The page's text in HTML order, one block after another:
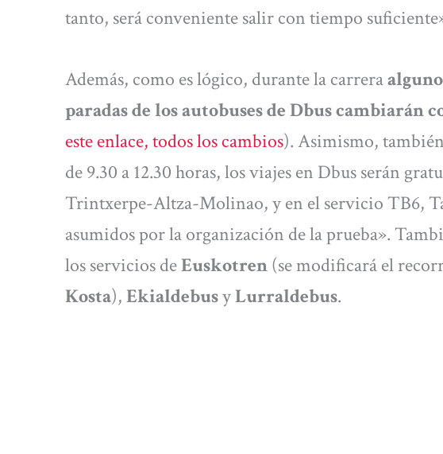
tanto, será conveniente salir con tiempo
Además, como es lógico, durante la carrera
paradas de los autobuses de Dbus cambiarán
este enlace, todos los cambios). Asimismo,
de 9.30 a 12.30 horas, los viajes en Dbus serán
Trintxerpe-Altza-Molinao, y en el servicio TB6,
asumidos por la organización de la prueba».
los servicios deEuskotren(se modificará el
Kosta),EkialdebusyLurraldebus.